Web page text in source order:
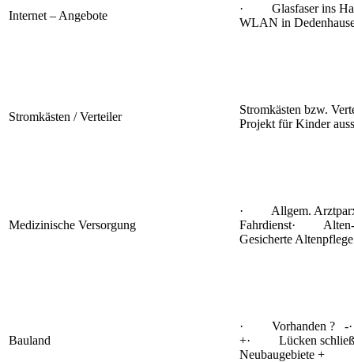
Internet – Angebote
· Glasfaser ins
WLAN in
Stromkästen / Verteiler
Stromkästen bzw.
Projekt für Kinder
Medizinische Versorgung
· Allgem.
Fahrdienst·
Gesicherte Altenpflege
Bauland
· Vorhanden ? -
+· Lücken
Neubaugebiete +